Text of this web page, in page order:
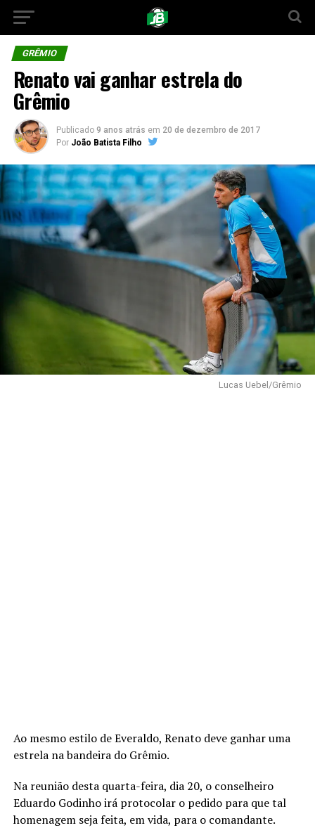
GRÊMIO
Renato vai ganhar estrela do
Grêmio
Publicado 9 anos atrás em 20 de dezembro de 2017
Por João Batista Filho
Lucas Uebel/Grêmio
Ao mesmo estilo de Everaldo, Renato deve ganhar uma
estrela na bandeira do Grêmio.
Na reunião desta quarta-feira, dia 20, o conselheiro
Eduardo Godinho irá protocolar o pedido para que tal
homenagem seja feita, em vida, para o comandante.